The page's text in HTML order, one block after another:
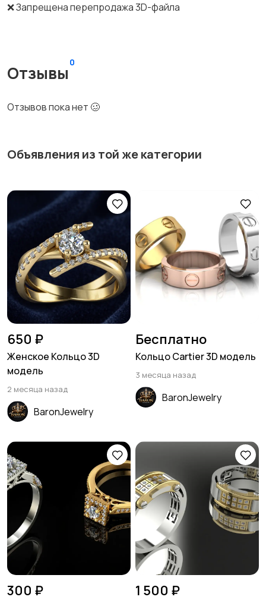
❌ Запрещена перепродажа 3D-файла
Отзывы
0
Отзывов пока нет 🥴
Объявления из той же категории
650 ₽
Женское Кольцо 3D
модель
2 месяца назад
BaronJewelry
Бесплатно
Кольцо Cartier 3D модель
3 месяца назад
BaronJewelry
300 ₽ 1 500 ₽